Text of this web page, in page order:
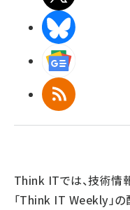
RSS
Think ITでは、技術情
「Think IT Weekly」の